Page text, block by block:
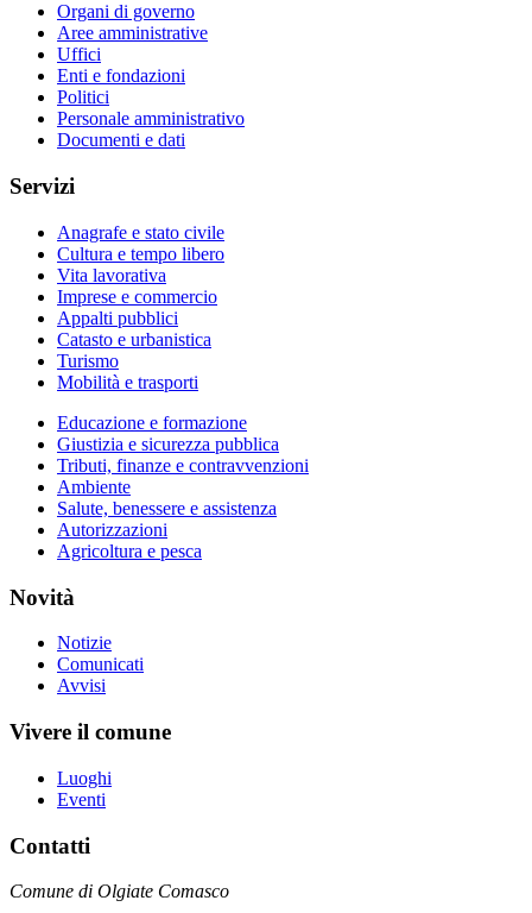
Organi di governo
Aree amministrative
Uffici
Enti e fondazioni
Politici
Personale amministrativo
Documenti e dati
Servizi
Anagrafe e stato civile
Cultura e tempo libero
Vita lavorativa
Imprese e commercio
Appalti pubblici
Catasto e urbanistica
Turismo
Mobilità e trasporti
Educazione e formazione
Giustizia e sicurezza pubblica
Tributi, finanze e contravvenzioni
Ambiente
Salute, benessere e assistenza
Autorizzazioni
Agricoltura e pesca
Novità
Notizie
Comunicati
Avvisi
Vivere il comune
Luoghi
Eventi
Contatti
Comune di Olgiate Comasco